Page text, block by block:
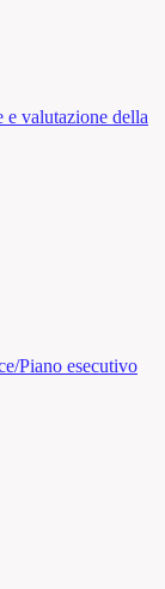
e valutazione della
Piano esecutivo